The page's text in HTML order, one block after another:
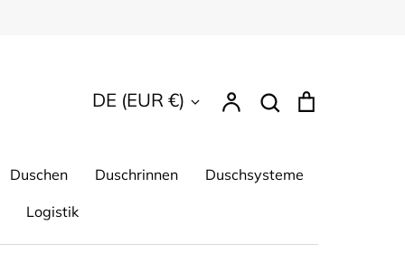
Währung
DE (EUR €) AccountSuchen
Duschen Duschrinnen Duschsysteme
Logistik